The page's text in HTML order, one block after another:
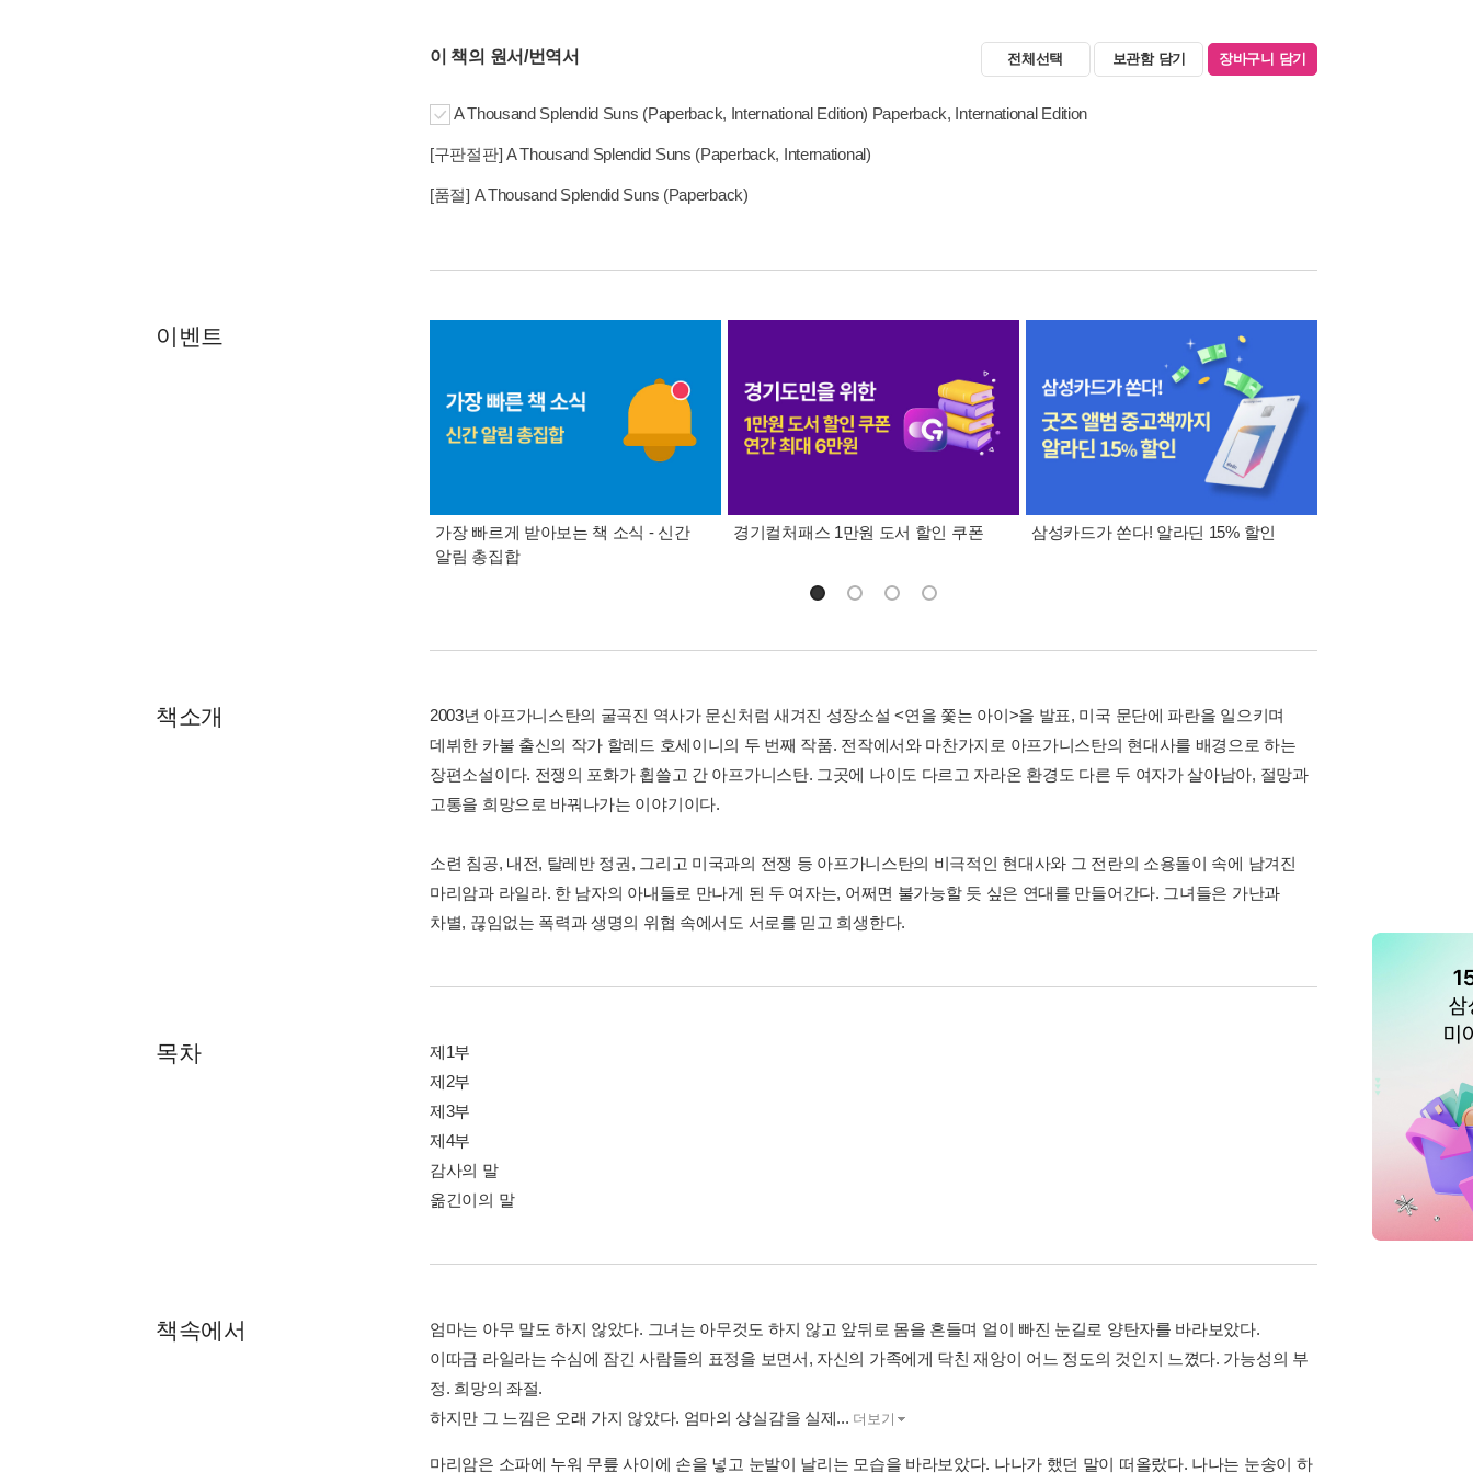
이 책의 원서/번역서 전체선택 보관함 담기 장바구니 담기
A Thousand Splendid Suns (Paperback, International Edition) Paperback, International Edition
[구판절판] A Thousand Splendid Suns (Paperback, International)
[품절] A Thousand Splendid Suns (Paperback)
이벤트
가장 빠르게 받아보는 책 소식 - 신간
알림 총집합
경기컬처패스 1만원 도서 할인 쿠폰 삼성카드가 쏜다! 알라딘 15% 할인
책소개
2003년 아프가니스탄의 굴곡진 역사가 문신처럼 새겨진 성장소설 <연을 쫓는 아이>을 발표, 미국 문단에 파란을 일으키며
데뷔한 카불 출신의 작가 할레드 호세이니의 두 번째 작품. 전작에서와 마찬가지로 아프가니스탄의 현대사를 배경으로 하는
장편소설이다. 전쟁의 포화가 휩쓸고 간 아프가니스탄. 그곳에 나이도 다르고 자라온 환경도 다른 두 여자가 살아남아, 절망과
고통을 희망으로 바꿔나가는 이야기이다.
소련 침공, 내전, 탈레반 정권, 그리고 미국과의 전쟁 등 아프가니스탄의 비극적인 현대사와 그 전란의 소용돌이 속에 남겨진
마리암과 라일라. 한 남자의 아내들로 만나게 된 두 여자는, 어쩌면 불가능할 듯 싶은 연대를 만들어간다. 그녀들은 가난과
차별, 끊임없는 폭력과 생명의 위협 속에서도 서로를 믿고 희생한다.
목차
제1부
제2부
제3부
제4부
감사의 말
옮긴이의 말
책속에서
엄마는 아무 말도 하지 않았다. 그녀는 아무것도 하지 않고 앞뒤로 몸을 흔들며 얼이 빠진 눈길로 양탄자를 바라보았다.
이따금 라일라는 수심에 잠긴 사람들의 표정을 보면서, 자신의 가족에게 닥친 재앙이 어느 정도의 것인지 느꼈다. 가능성의 부
정. 희망의 좌절.
하지만 그 느낌은 오래 가지 않았다. 엄마의 상실감을 실제... 더보기
마리암은 소파에 누워 무릎 사이에 손을 넣고 눈발이 날리는 모습을 바라보았다. 나나가 했던 말이 떠올랐다. 나나는 눈송이 하